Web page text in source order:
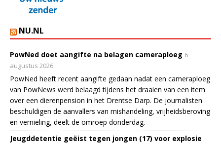
NU.NL
PowNed doet aangifte na belagen cameraploeg 6
augustus 2026
PowNed heeft recent aangifte gedaan nadat een cameraploeg
van PowNews werd belaagd tijdens het draaien van een item
over een dierenpension in het Drentse Darp. De journalisten
beschuldigen de aanvallers van mishandeling, vrijheidsberoving
en vernieling, deelt de omroep donderdag.
Jeugddetentie geëist tegen jongen (17) voor explosie